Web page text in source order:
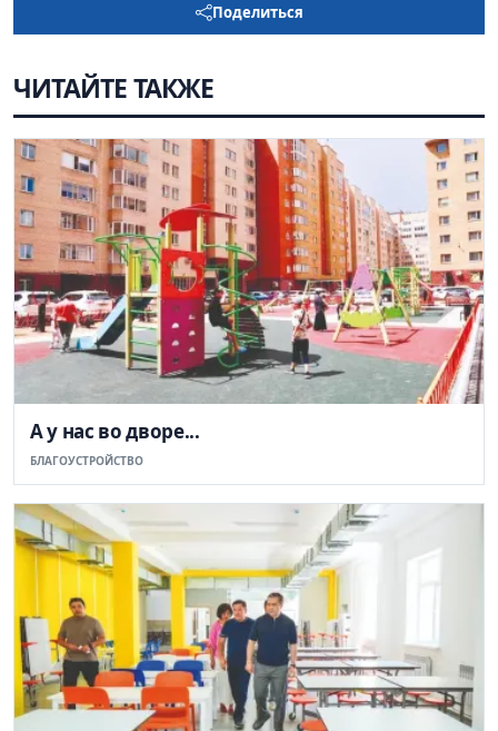
Поделиться
ЧИТАЙТЕ ТАКЖЕ
А у нас во дворе...
БЛАГОУСТРОЙСТВО